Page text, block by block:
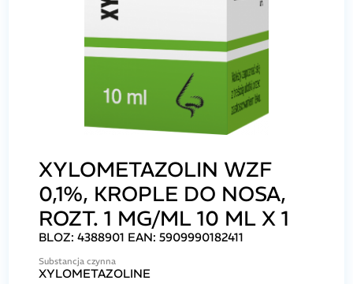
XYLOMETAZOLIN WZF
0,1%, KROPLE DO NOSA,
ROZT. 1 MG/ML 10 ML X 1
BLOZ: 4388901 EAN: 5909990182411
Substancja czynna
XYLOMETAZOLINE